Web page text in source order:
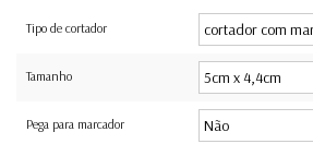
Tipo de cortador
Tamanho
Pega para marcador